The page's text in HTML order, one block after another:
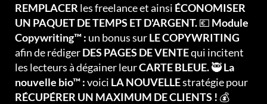
REMPLACER les freelance et ainsi ÉCONOMISER
UN PAQUET DE TEMPS ET D'ARGENT.💶 Module
Copywriting™ : un bonus surLE COPYWRITING
afin de rédigerDES PAGES DE VENTEqui incitent
les lecteurs à dégainer leurCARTE BLEUE.🥷La
nouvelle bio™ :voici LA NOUVELLEstratégie pour
RÉCUPÉRER UN MAXIMUM DE CLIENTS ! 💰